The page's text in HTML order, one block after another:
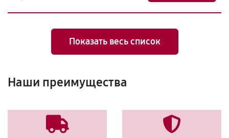
Показать весь список
Наши преимущества